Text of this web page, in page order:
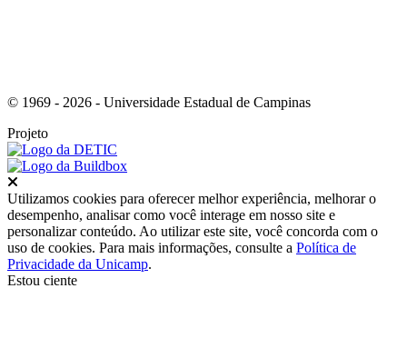
© 1969 - 2026 - Universidade Estadual de Campinas
Projeto
Utilizamos cookies para oferecer melhor experiência, melhorar o
desempenho, analisar como você interage em nosso site e
personalizar conteúdo. Ao utilizar este site, você concorda com o
uso de cookies. Para mais informações, consulte a Política de
Privacidade da Unicamp.
Estou ciente